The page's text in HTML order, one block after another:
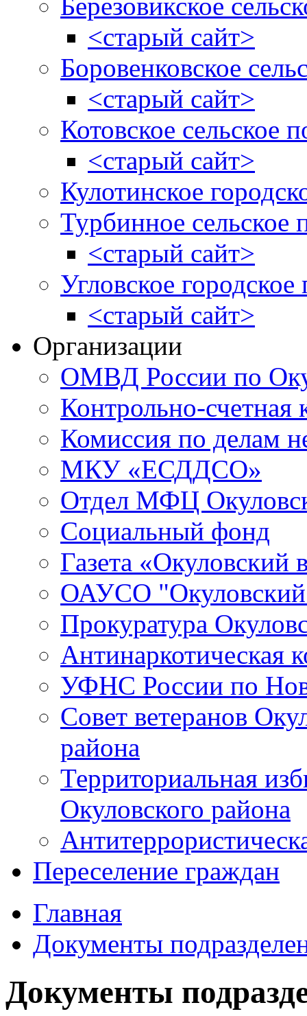
<старый сайт>
Боровенковское
<старый сайт>
Котовское сельское
<старый сайт>
Кулотинское
Турбинное сельское
<старый сайт>
Угловское городское
<старый сайт>
Организации
ОМВД России по
Контрольно-счетная
Комиссия по делам
МКУ «ЕСДДСО»
Отдел МФЦ
Социальный фонд
Газета «Окуловский
ОАУСО
Прокуратура
Антинаркотическая
УФНС России по
Совет ветеранов
района
Территориальная
Окуловского района
Переселение граждан
Главная
Документы
Документы